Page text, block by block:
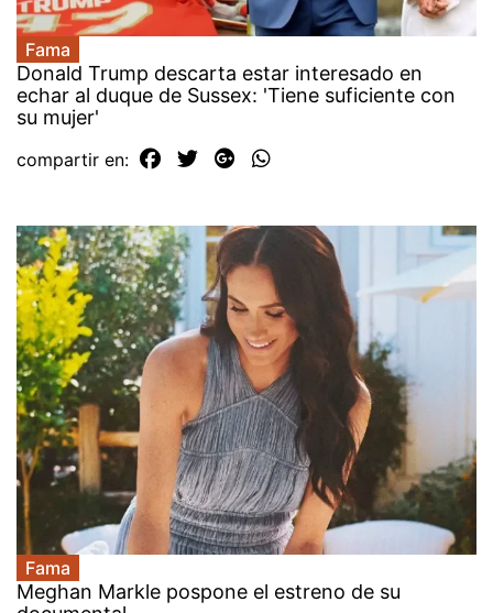
Fama
Donald Trump descarta estar interesado en
echar al duque de Sussex: 'Tiene suficiente con
su mujer'
compartir en:
Fama
Meghan Markle pospone el estreno de su